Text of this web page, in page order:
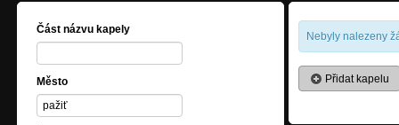
Část názvu kapely
Město
Nebyly nalezeny
Přidat kapelu